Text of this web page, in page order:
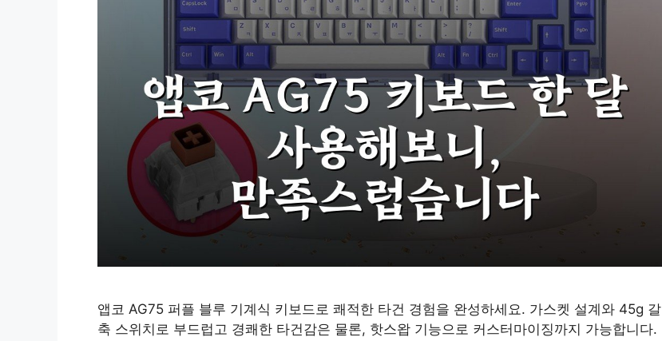
앱코 AG75 퍼플 블루 기계식 키보드로 쾌적한 타건 경험을 완성하세요. 가스켓 설계와 45g 갈
축 스위치로 부드럽고 경쾌한 타건감은 물론, 핫스왑 기능으로 커스터마이징까지 가능합니다.